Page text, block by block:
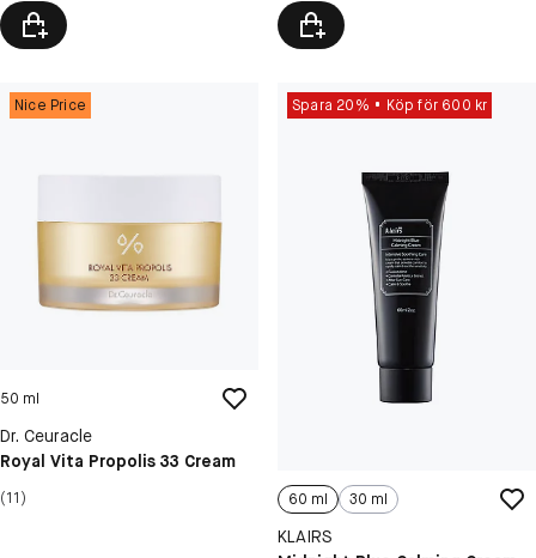
Nice Price
50 ml
Dr. Ceuracle
Royal Vita Propolis 33 Cream
(11)
Spara 20% Köp för 600 kr
60 ml 30 ml
KLAIRS